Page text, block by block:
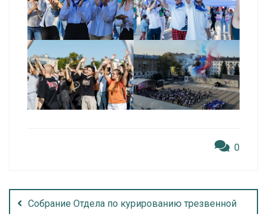
0
Собрание Отдела по курированию трезвенной